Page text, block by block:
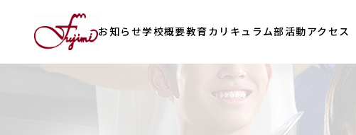
お知らせ学校概要教育カリキュラム部活動アクセス